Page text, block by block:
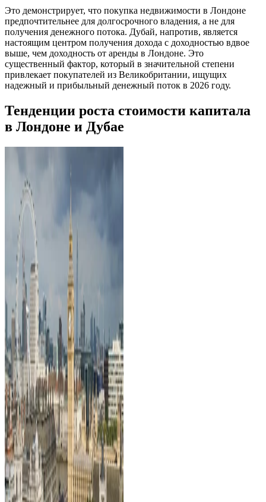
Это демонстрирует, что покупка недвижимости в Лондоне
предпочтительнее для долгосрочного владения, а не для
получения денежного потока. Дубай, напротив, является
настоящим центром получения дохода с доходностью вдвое
выше, чем доходность от аренды в Лондоне. Это
существенный фактор, который в значительной степени
привлекает покупателей из Великобритании, ищущих
надежный и прибыльный денежный поток в 2026 году.
Тенденции роста стоимости капитала
в Лондоне и Дубае